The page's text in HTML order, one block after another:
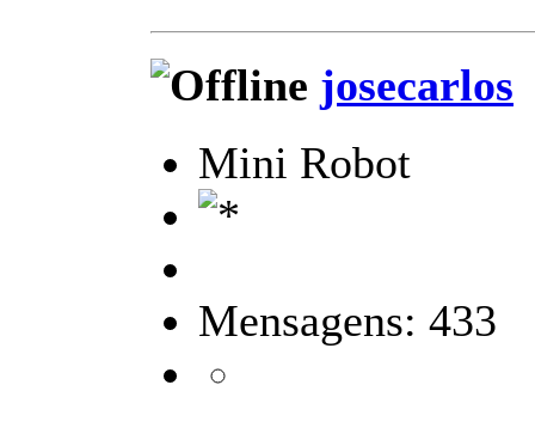
josecarlos
Mini Robot
Mensagens: 433